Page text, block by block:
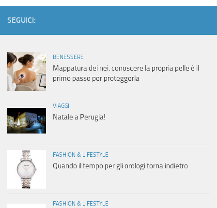
SEGUICI:
BENESSERE
Mappatura dei nei: conoscere la propria pelle è il
primo passo per proteggerla
VIAGGI
Natale a Perugia!
FASHION & LIFESTYLE
Quando il tempo per gli orologi torna indietro
FASHION & LIFESTYLE